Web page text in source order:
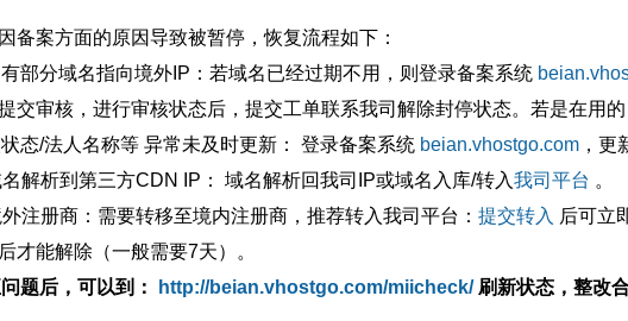
备案方面的原因导致被暂停，恢复流程如下：
部分域名指向境外IP：若域名已经过期不用，则登录备案系统
交审核，进行审核状态后，提交工单联系我司解除封停状态。若是在用的
态/法人名称等 异常未及时更新： 登录备案系统 beian.vhostgo.com ，更
解析到第三方CDN IP： 域名解析回我司IP或域名入库/转入我司平台 。
注册商：需要转移至境内注册商，推荐转入我司平台： 提交转入 后可立
才能解除（一般需要7天）。
题后，可以到：
http://beian.vhostgo.com/miicheck/刷新状态，整改